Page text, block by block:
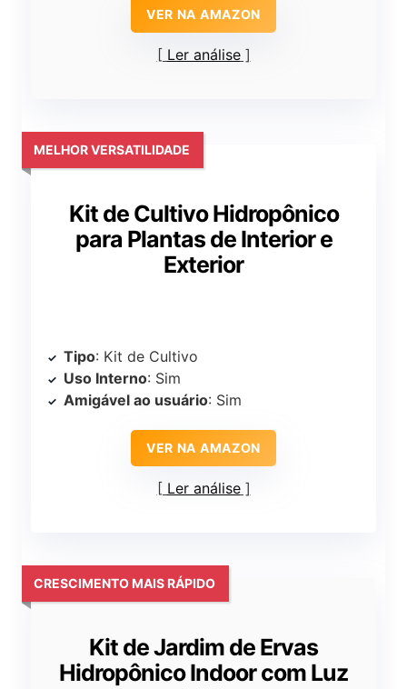
VER NA AMAZON
Ler análise
Kit de Cultivo Hidropônico
para Plantas de Interior e
Exterior
MELHOR VERSATILIDADE
Tipo: Kit de Cultivo
Uso Interno: Sim
Amigável ao usuário: Sim
VER NA AMAZON
Ler análise
Kit de Jardim de Ervas
Hidropônico Indoor com Luz
CRESCIMENTO MAIS RÁPIDO